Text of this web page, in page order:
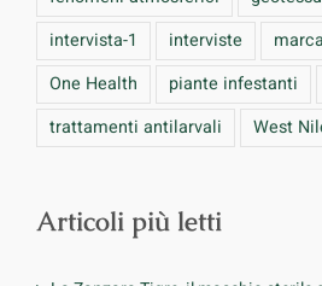
intervista-1
interviste
One Health
piante infestanti
trattamenti antilarvali
West
Articoli più letti